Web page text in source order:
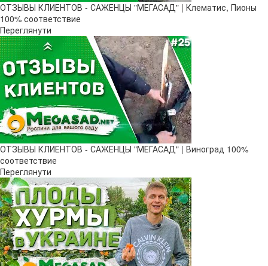
ОТЗЫВЫ КЛИЕНТОВ - САЖЕНЦЫ "МЕГАСАД" | Клематис, Пионы
100% соответствие
Переглянути
ОТЗЫВЫ КЛИЕНТОВ - САЖЕНЦЫ "МЕГАСАД" | Виноград 100%
соответствие
Переглянути